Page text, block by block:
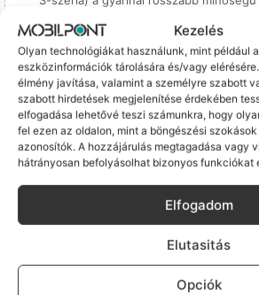
Kezelés
Olyan technológiákat használunk, mint például
eszközinformációk tárolására és/vagy
élmény javítása, valamint a személyre szabott
szabott hirdetések megjelenítése érdekében
elfogadása lehetővé teszi számunkra, hogy
fel ezen az oldalon, mint a böngészési
azonosítók. A hozzájárulás megtagadása vagy
hátrányosan befolyásolhat bizonyos funkciókat
Elfogadom
Elutasitás
Opciók
100%
Sok éve a szegedi piac meghatározó
Nem egy arctalan webshop vagyunk:
ember veszi fel a telefont, és
minket Szegeden.